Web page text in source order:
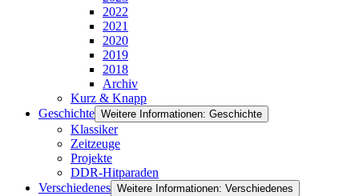
2022
2021
2020
2019
2018
Archiv
Kurz & Knapp
Geschichte Weitere Informationen: Geschichte
Klassiker
Zeitzeuge
Projekte
DDR-Hitparaden
Verschiedenes Weitere Informationen: Verschiedenes